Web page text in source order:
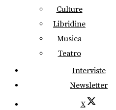
Culture
Libridine
Musica
Teatro
Interviste
Newsletter
X